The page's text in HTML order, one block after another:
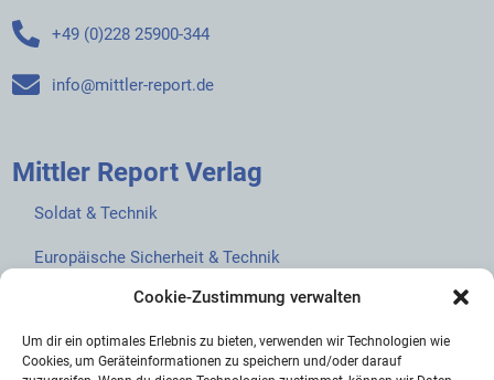
Cookie-Zustimmung verwalten
Um dir ein optimales Erlebnis zu bieten, verwenden wir Technologien wie
Cookies, um Geräteinformationen zu speichern und/oder darauf
+49 (0)228 25900-344
info@mittler-report.de
Mittler Report Verlag
Soldat & Technik
Europäische Sicherheit & Technik
European Security & Defence
MarineForum